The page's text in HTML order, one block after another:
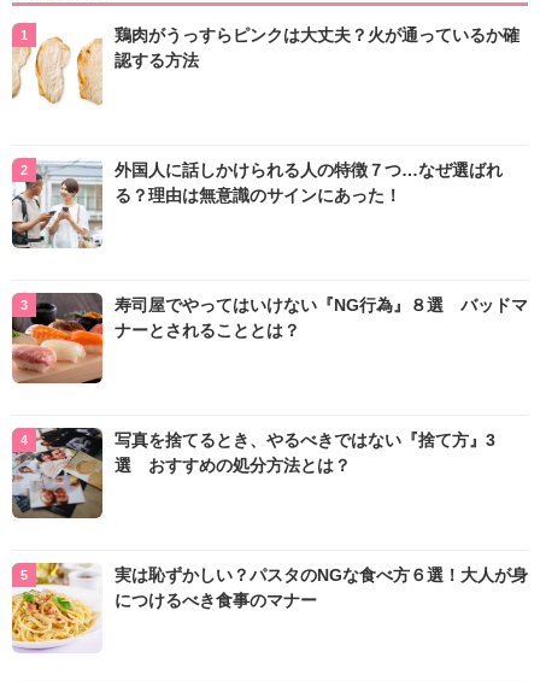
鶏肉がうっすらピンクは大丈夫？火が通っているか確
認する方法
外国人に話しかけられる人の特徴７つ…なぜ選ばれ
る？理由は無意識のサインにあった！
寿司屋でやってはいけない『NG行為』８選 バッドマ
ナーとされることとは？
写真を捨てるとき、やるべきではない『捨て方』3
選 おすすめの処分方法とは？
実は恥ずかしい？パスタのNGな食べ方６選！大人が身
につけるべき食事のマナー